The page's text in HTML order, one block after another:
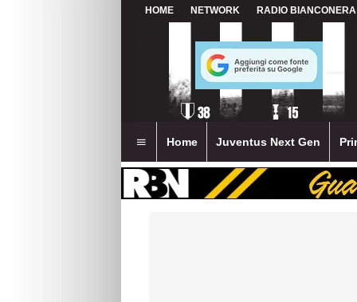
HOME NETWORK RADIO BIANCONERA
Home Juventus Next Gen